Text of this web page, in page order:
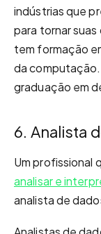
indústrias que
para tornar
tem formação
da
graduação em
6. Analista
Um profissional
analisar e
analista de